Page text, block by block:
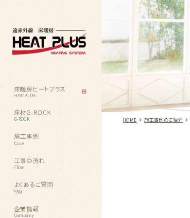
床暖房ヒートプラス
HEATPLUS
床材G-ROCK
G-ROCK
施工事例
Case
工事の流れ
Flow
よくあるご質問
FAQ
企業情報
Company
HOME 施工事例のご紹介